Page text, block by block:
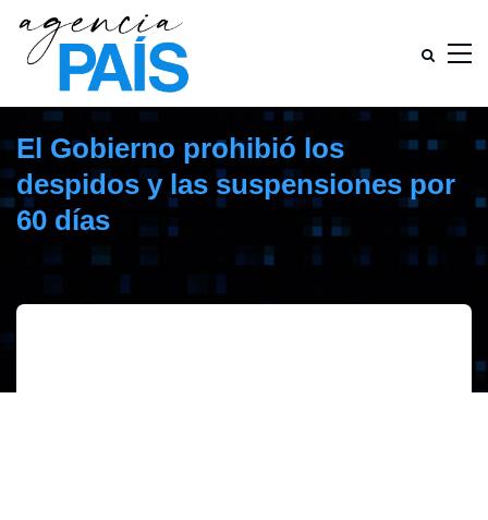
El Gobierno prohibió los
despidos y las suspensiones por
60 días